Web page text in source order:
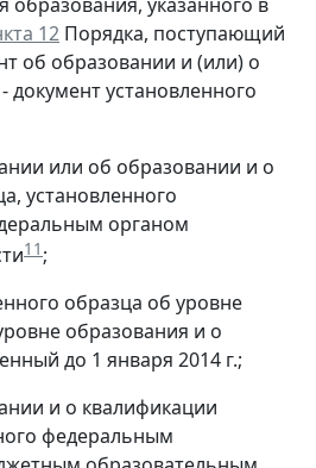
12 Порядка, поступающий
об образовании и (или) о
документ установленного
или об образовании и о
установленного
органом
11 ;
образца об уровне
образования и о
до 1 января 2014 г.;
и о квалификации
федеральным